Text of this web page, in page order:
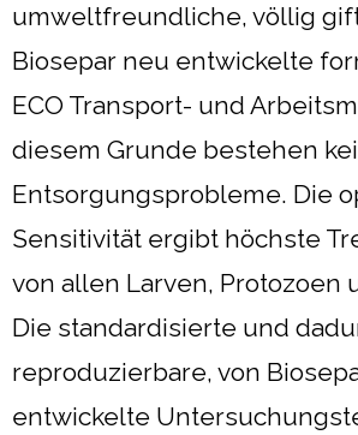
umweltfreundliche, völlig
Biosepar neu entwickelte
ECO Transport- und
diesem Grunde bestehen
Entsorgungsprobleme. Die
Sensitivität ergibt höchste
von allen Larven, Protozoen
Die standardisierte und
reproduzierbare, von
entwickelte